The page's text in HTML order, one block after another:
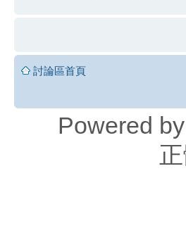
討論區首頁
Powered by